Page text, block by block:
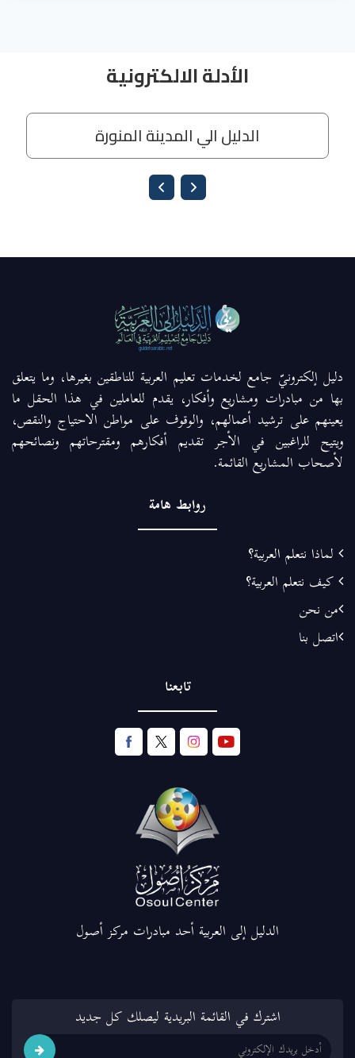
دليل إلكترونيّ جامع لخدمات تعليم العربية للناطقين بغيرها، وما يتعلق
بها من مبادرات ومشاريع وأفكار، يقدم للعاملين في هذا الحقل ما
يعينهم على ترشيد أعمالهم، والوقوف على مواطن الاحتياج والنقص،
ويتيح للراغبين في الأجر تقديم أفكارهم ومقترحاتهم ونصائحهم
لأصحاب المشاريع القائمة.
روابط هامة
لماذا نتعلم العربية؟
كيف نتعلم العربية؟
من نحن
اتصل بنا
تابعنا
الدليل إلى العربية أحد مبادرات مركز أصول
اشترك في القائمة البريدية ليصلك كل جديد